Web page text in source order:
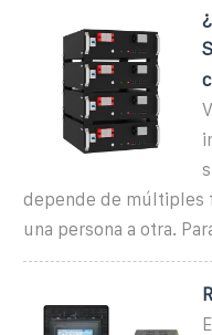
depende de múltiples
una persona a otra.